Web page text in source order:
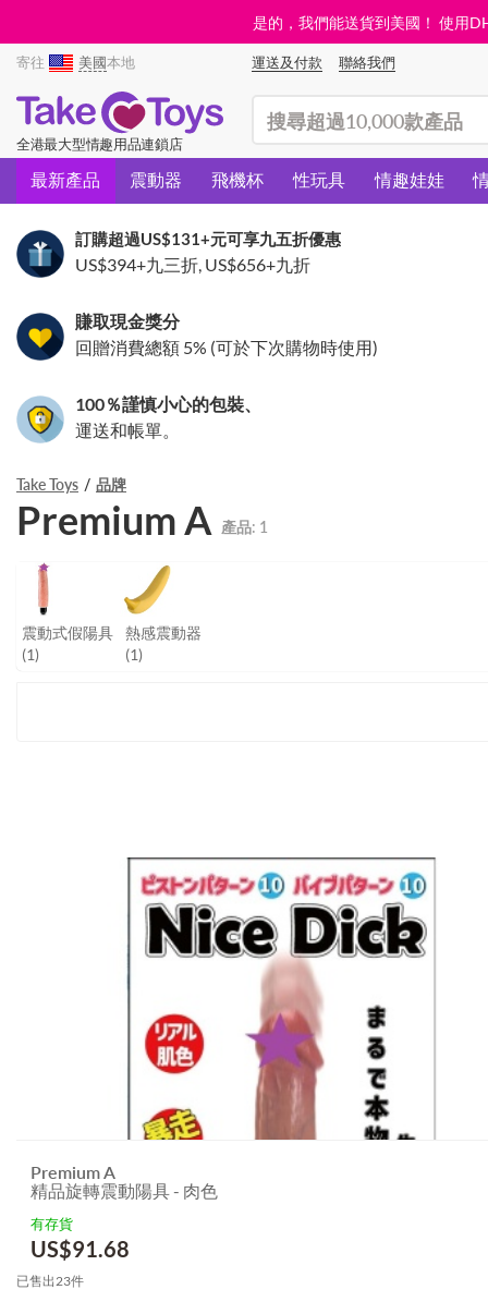
是的，我們能送貨到美國！ 使用
寄往 美國本地 運送及付款 聯絡我們
全港最大型情趣用品連鎖店
最新產品 震動器 飛機杯 性玩具 情趣娃娃
訂購超過US$131+元可享九五折優惠
US$394+九三折, US$656+九折
賺取現金獎分
回贈消費總額 5% (可於下次購物時使用)
100％謹慎小心的包裝、
運送和帳單。
Take Toys 品牌
Premium A 產品: 1
震動式假陽具
(1)
熱感震動器
(1)
Premium A
精品旋轉震動陽具 - 肉色
有存貨
US$91.68
已售出23件